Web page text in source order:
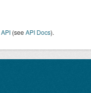
API (seeAPI Docs).